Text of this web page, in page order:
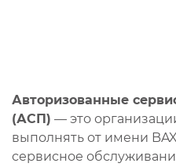
Авторизованные
(АСП) — это
выполнять от имени
сервисное